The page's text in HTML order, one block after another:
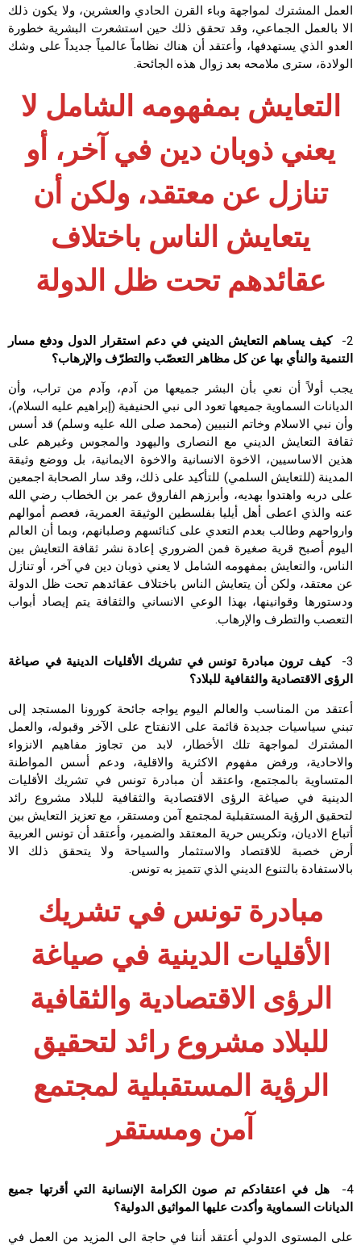
العمل المشترك لمواجهة وباء القرن الحادي والعشرين، ولا يكون ذلك
الا بالعمل الجماعي، وقد تحقق ذلك حين استشعرت البشرية خطورة
العدو الذي يستهدفها، وأعتقد أن هناك نظاماً عالمياً جديداً على وشك
الولادة، سترى ملامحه بعد زوال هذه الجائحة.
التعايش بمفهومه الشامل لا
يعني ذوبان دين في آخر، أو
تنازل عن معتقد، ولكن أن
يتعايش الناس باختلاف
عقائدهم تحت ظل الدولة
2-
كيف يساهم التعايش الديني في دعم استقرار الدول ودفع مسار
التنمية والنأي بها عن كل مظاهر التعصّب والتطرّف والإرهاب؟
يجب أولاً أن نعي بأن البشر جميعها من آدم، وآدم من تراب، وأن
الديانات السماوية جميعها تعود الى نبي الحنيفية (إبراهيم عليه السلام)،
وأن نبي الاسلام وخاتم النبيين (محمد صلى الله عليه وسلم) قد أسس
ثقافة التعايش الديني مع النصارى واليهود والمجوس وغيرهم على
هذين الاساسيين، الاخوة الانسانية والاخوة الايمانية، بل ووضع وثيقة
المدينة (للتعايش السلمي) للتأكيد على ذلك، وقد سار الصحابة اجمعين
على دربه واهتدوا بهديه، وأبرزهم الفاروق عمر بن الخطاب رضي الله
عنه والذي اعطى أهل أيليا بفلسطين الوثيقة العمرية، فعصم أموالهم
وارواحهم وطالب بعدم التعدي على كنائسهم وصلبانهم، وبما أن العالم
اليوم أصبح قرية صغيرة فمن الضروري إعادة نشر ثقافة التعايش بين
الناس، والتعايش بمفهومه الشامل لا يعني ذوبان دين في آخر، أو تنازل
عن معتقد، ولكن أن يتعايش الناس باختلاف عقائدهم تحت ظل الدولة
ودستورها وقوانينها، بهذا الوعي الانساني والثقافة يتم إيصاد أبواب
التعصب والتطرف والإرهاب.
3-
كيف ترون مبادرة تونس في تشريك الأقليات الدينية في صياغة
الرؤى الاقتصادية والثقافية للبلاد؟
أعتقد من المناسب والعالم اليوم يواجه جائحة كورونا المستجد إلى
تبني سياسيات جديدة قائمة على الانفتاح على الآخر وقبوله، والعمل
المشترك لمواجهة تلك الأخطار، لابد من تجاوز مفاهيم الانزواء
والاحادية، ورفض مفهوم الاكثرية والاقلية، ودعم أسس المواطنة
المتساوية بالمجتمع، واعتقد أن مبادرة تونس في تشريك الأقليات
الدينية في صياغة الرؤى الاقتصادية والثقافية للبلاد مشروع رائد
لتحقيق الرؤية المستقبلية لمجتمع آمن ومستقر، مع تعزيز التعايش بين
أتباع الاديان، وتكريس حرية المعتقد والضمير، وأعتقد أن تونس العربية
أرض خصبة للاقتصاد والاستثمار والسياحة ولا يتحقق ذلك الا
بالاستفادة بالتنوع الديني الذي تتميز به تونس.
مبادرة تونس في تشريك
الأقليات الدينية في صياغة
الرؤى الاقتصادية والثقافية
للبلاد مشروع رائد لتحقيق
الرؤية المستقبلية لمجتمع
آمن ومستقر
4-
هل في اعتقادكم تم صون الكرامة الإنسانية التي أقرتها جميع
الديانات السماوية وأكدت عليها المواثيق الدولية؟
على المستوى الدولي أعتقد أننا في حاجة الى المزيد من العمل في